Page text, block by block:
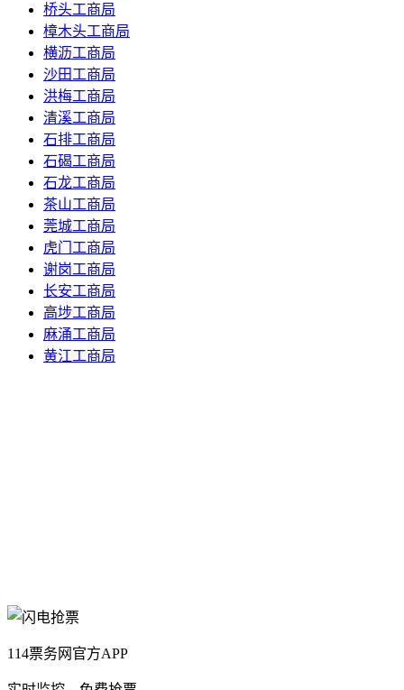
桥头工商局
樟木头工商局
横沥工商局
沙田工商局
洪梅工商局
清溪工商局
石排工商局
石碣工商局
石龙工商局
茶山工商局
莞城工商局
虎门工商局
谢岗工商局
长安工商局
高埗工商局
麻涌工商局
黄江工商局
114票务网官方APP